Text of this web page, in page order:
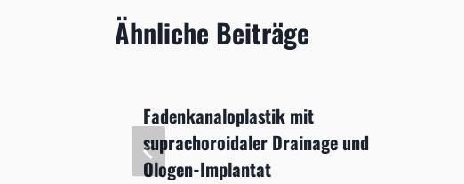
Ähnliche Beiträge
Fadenkanaloplastik mit
suprachoroidaler Drainage und
Ologen-Implantat